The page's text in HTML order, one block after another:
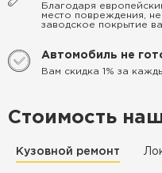
Благодаря
место повреждения,
заводское покрытие
Автомобиль не
Вам скидка 1% за
Стоимость
Кузовной ремонт